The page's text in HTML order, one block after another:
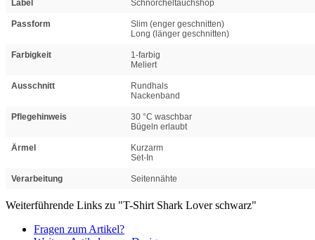
Label Schnorcheltauchshop
Passform
Slim (enger geschnitten)
Long (länger geschnitten)
Farbigkeit
1-farbig
Meliert
Ausschnitt
Rundhals
Nackenband
Pflegehinweis
30 °C waschbar
Bügeln erlaubt
Ärmel
Kurzarm
Set-In
Verarbeitung Seitennähte
Weiterführende Links zu "T-Shirt Shark Lover schwarz"
Fragen zum Artikel?